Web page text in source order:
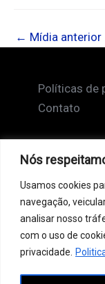
Nós
Usamos cookies
navegação,
analisar nosso
com o uso de
privacidade.
← Mídia anterior
Políticas de
Contato
Ao acessar
Termos de
pode conter
AdSense, e
comissão por